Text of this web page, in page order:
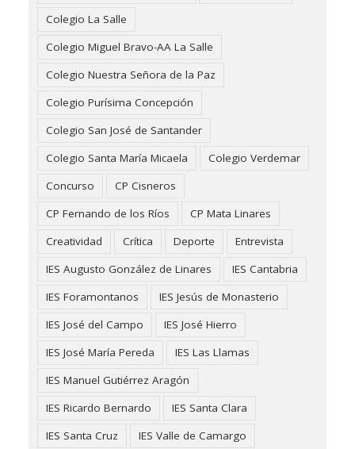
Colegio La Salle
Colegio Miguel Bravo-AA La Salle
Colegio Nuestra Señora de la Paz
Colegio Purísima Concepción
Colegio San José de Santander
Colegio Santa María Micaela
Colegio Verdemar
Concurso
CP Cisneros
CP Fernando de los Ríos
CP Mata Linares
Creatividad
Crítica Deporte
Entrevista
IES Augusto González de Linares
IES Cantabria
IES Foramontanos
IES Jesús de Monasterio
IES José del Campo
IES José Hierro
IES José María Pereda
IES Las Llamas
IES Manuel Gutiérrez Aragón
IES Ricardo Bernardo
IES Santa Clara
IES Santa Cruz
IES Valle de Camargo